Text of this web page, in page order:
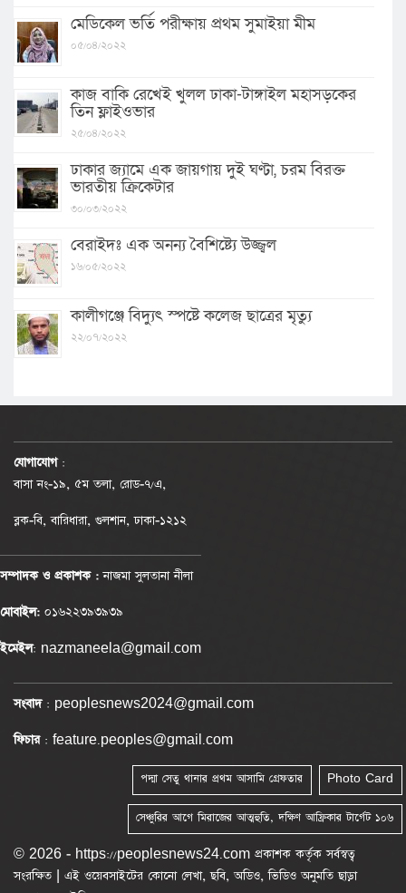
মেডিকেল ভর্তি পরীক্ষায় প্রথম সুমাইয়া মীম
০৫/০৪/২০২২
কাজ বাকি রেখেই খুলল ঢাকা-টাঙ্গাইল মহাসড়কের
তিন ফ্লাইওভার
২৫/০৪/২০২২
ঢাকার জ্যামে এক জায়গায় দুই ঘণ্টা, চরম বিরক্ত
ভারতীয় ক্রিকেটার
৩০/০৩/২০২২
বেরাইদঃ এক অনন্য বৈশিষ্ট্যে উজ্জ্বল
১৬/০৫/২০২২
কালীগঞ্জে বিদ্যুৎ স্পষ্টে কলেজ ছাত্রের মৃত্যু
২২/০৭/২০২২
যোগাযোগ :
বাসা নং-১৯, ৫ম তলা, রোড-৭/এ,
ব্লক-বি, বারিধারা, গুলশান, ঢাকা-১২১২
সম্পাদক ও প্রকাশক :নাজমা সুলতানা নীলা
মোবাইল: ০১৬২২৩৯৩৯৩৯
ইমেইল: nazmaneela@gmail.com
সংবাদ: peoplesnews2024@gmail.com
ফিচার: feature.peoples@gmail.com
Photo Card
পদ্মা সেতু থানার প্রথম আসামি গ্রেফতার
সেঞ্চুরির আগে মিরাজের আত্মহুতি, দক্ষিণ আফ্রিকার টার্গেট ১০৬
© 2026 - https://peoplesnews24.com প্রকাশক কর্তৃক সর্বস্বত্ব
সংরক্ষিত | এই ওয়েবসাইটের কোনো লেখা, ছবি, অডিও, ভিডিও অনুমতি ছাড়া